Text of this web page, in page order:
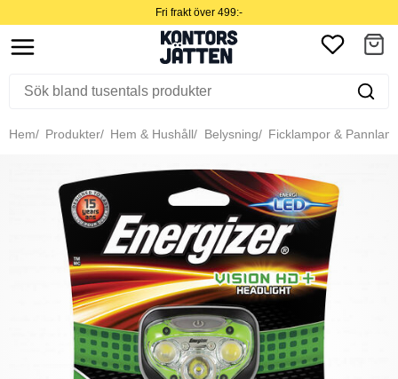
Fri frakt över 499:-
Hem Produkter Hem & Hushåll Belysning Ficklampor &